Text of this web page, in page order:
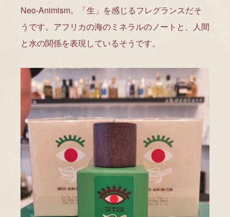
Neo-Animism。「生」を感じるフレグランスだそ
うです。アフリカの海のミネラルのノートと、人間
と水の関係を表現しているそうです。